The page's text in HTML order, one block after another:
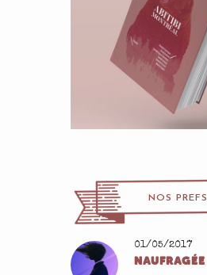
NOS PREFS
01/05/2017
NAUFRAGÉE